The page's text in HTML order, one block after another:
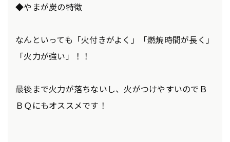
◆やまが炭の特徴
なんといっても「火付きがよく」「燃焼時間が長く」
「火力が強い」！！
最後まで火力が落ちないし、火がつけやすいのでＢ
ＢＱにもオススメです！